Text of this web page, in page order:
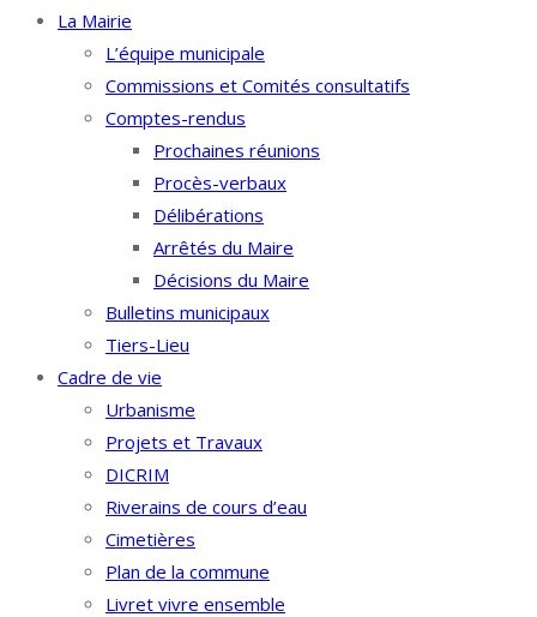
La Mairie
L’équipe municipale
Commissions et Comités consultatifs
Comptes-rendus
Prochaines réunions
Procès-verbaux
Délibérations
Arrêtés du Maire
Décisions du Maire
Bulletins municipaux
Tiers-Lieu
Cadre de vie
Urbanisme
Projets et Travaux
DICRIM
Riverains de cours d’eau
Cimetières
Plan de la commune
Livret vivre ensemble